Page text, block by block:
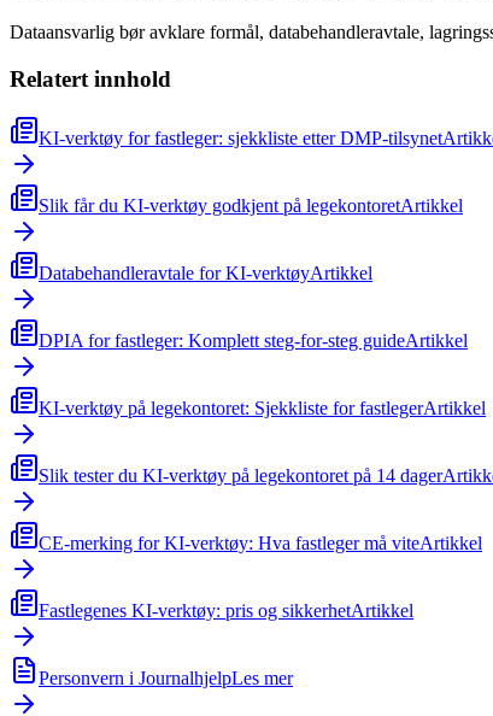
Dataansvarlig bør avklare formål, databehandleravtale,
Relatert innhold
KI-verktøy for fastleger: sjekkliste etter DMP-tilsynet
Slik får du KI-verktøy godkjent på legekontoretArtikkel
Databehandleravtale for KI-verktøyArtikkel
DPIA for fastleger: Komplett steg-for-steg guideArtikkel
KI-verktøy på legekontoret: Sjekkliste for fastlegerArtikkel
Slik tester du KI-verktøy på legekontoret på 14 dager
CE-merking for KI-verktøy: Hva fastleger må viteArtikkel
Fastlegenes KI-verktøy: pris og sikkerhetArtikkel
Personvern i JournalhjelpLes mer